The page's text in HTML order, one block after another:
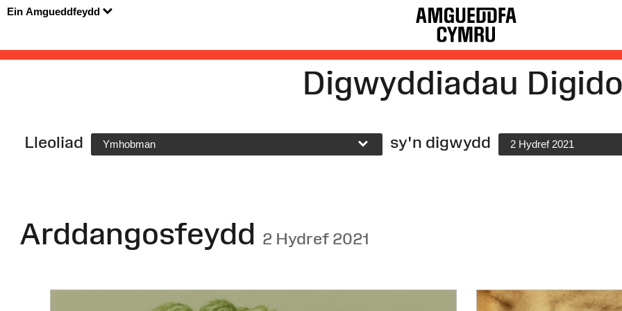
Ein Amgueddfeydd
Digwyddiadau
Lleoliad Ymhobman sy'n digwydd 2 Hydref 2021
Arddangosfeydd 2 Hydref 2021